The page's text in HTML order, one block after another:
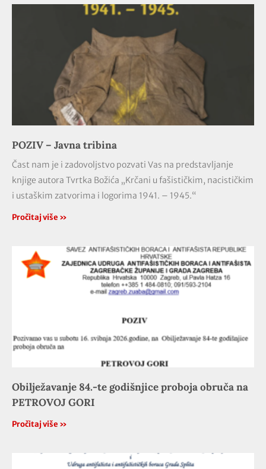
POZIV – Javna tribina
Čast nam je i zadovoljstvo pozvati Vas na predstavljanje
knjige autora Tvrtka Božića „Krčani u fašističkim, nacističkim
i ustaškim zatvorima i logorima 1941. – 1945.“
Pročitaj više »
Obilježavanje 84.-te godišnjice proboja obruča na
PETROVOJ GORI
Pročitaj više »